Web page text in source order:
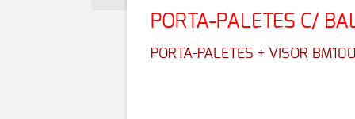
PORTA-PALETES C/
PORTA-PALETES + VISOR